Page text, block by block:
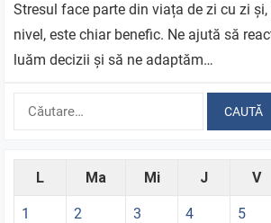
Stresul face parte din viața de zi cu zi
nivel, este chiar benefic. Ne ajută să
luăm decizii și să ne adaptăm…
Caută
L Ma Mi J V
1 2 3 4 5